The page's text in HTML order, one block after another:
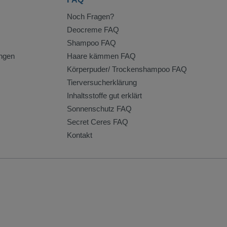
Noch Fragen?
Deocreme FAQ
Shampoo FAQ
Haare kämmen FAQ
Körperpuder/ Trockenshampoo FAQ
Tierversucherklärung
Inhaltsstoffe gut erklärt
Sonnenschutz FAQ
Secret Ceres FAQ
Kontakt